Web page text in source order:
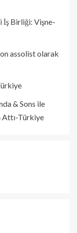
İş Birliği: Vişne-
assolist olarak
& Sons ile
Attı-Türkiye